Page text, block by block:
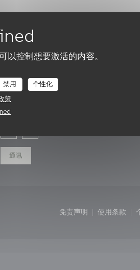
以控制想要激活的内容。
禁用
个性化
策
关注我们
Facebook ((在新窗口中打开))
Instagram ((在新窗口中打开))
通讯
免责声明
((在新窗口中打开))
使用条款
((在新